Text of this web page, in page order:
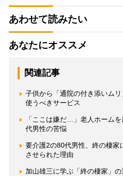
あわせて読みたい
あなたにオススメ
関連記事
子供から「通院の付き添いム
使うべきサービス
「ここは嫌だ…」老人ホーム
代男性の苦悩
要介護2の80代男性、終の棲家
させられた理由
加山雄三に学ぶ「終の棲家」